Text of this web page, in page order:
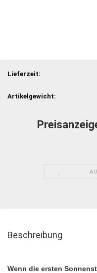
Lieferzeit:
Artikelgewicht:
Beschreibung
Wenn die ersten